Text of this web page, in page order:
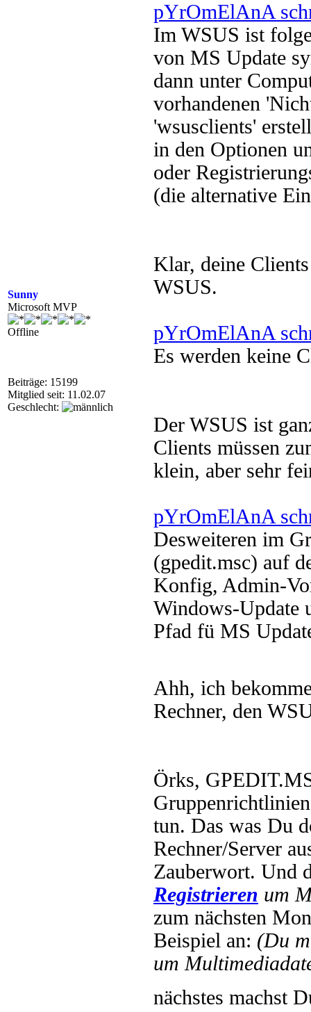
Sunny
Microsoft MVP
Offline
Beiträge: 15199
Mitglied seit: 11.02.07
Geschlecht:
pYrOmElAnA
Im WSUS ist
von MS Update
dann unter
vorhandenen
'wsusclients'
in den Optionen
oder
(die alternative
Klar, deine
WSUS.
pYrOmElAnA
Es werden keine
Der WSUS ist
Clients müssen
klein, aber sehr
pYrOmElAnA
Desweiteren im
(gpedit.msc) auf
Konfig, Admin-
Windows-Update
Pfad fü MS
Ahh, ich
Rechner, den
Örks,
tun. Das was Du
Rechner/Server
Zauberwort. Und
Registrieren um
zum nächsten
Beispiel an: (Du
um
nächstes machst